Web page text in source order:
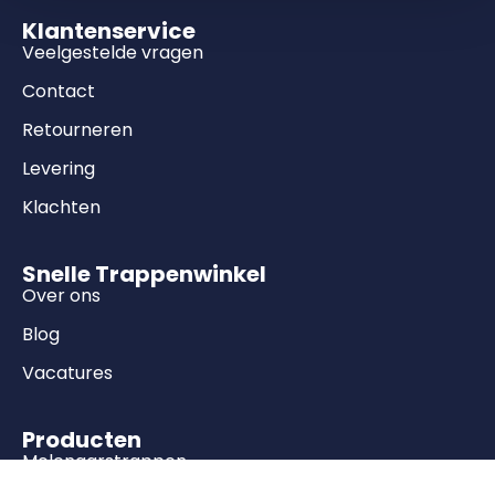
Klantenservice
Veelgestelde vragen
Contact
Retourneren
Levering
Klachten
Snelle Trappenwinkel
Over ons
Blog
Vacatures
Producten
Molenaarstrappen